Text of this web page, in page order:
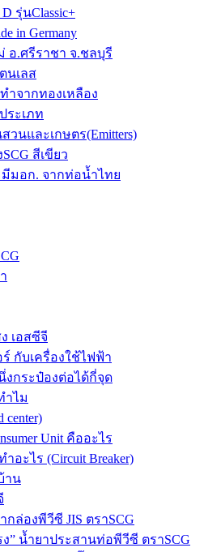
รุ่นClassic+
in Germany
อ.ศรีราชา จ.ชลบุรี
นเลส
จากทองเหลือง
ระเภท
วนและเกษตร(Emitters)
สีเขียว
มอก. จากท่อน้ำไทย
เอสซีจี
กับเครื่องใช้ไฟฟ้า
งกระป๋องต่อได้กี่จุด
ำไม
center)
Unit คืออะไร
อะไร (Circuit Breaker)
าน
ล่องพีวีซี JIS ตราSCG
” น้ำยาประสานท่อพีวีซี ตราSCG